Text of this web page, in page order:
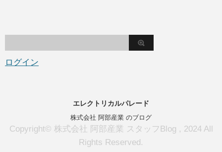
ログイン
エレクトリカルパレード
株式会社 阿部産業 のブログ
Copyright© 株式会社 阿部産業 スタッフBlog , 2024 All
Rights Reserved.